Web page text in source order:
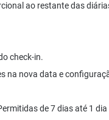
ao restante das
check-in.
na nova data e
de 7 dias até 1 dia